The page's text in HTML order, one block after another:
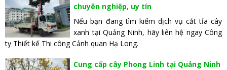
chuyên nghiệp, uy tín
Nếu bạn đang tìm kiếm dịch vụ cắt tỉa cây
xanh tại Quảng Ninh, hãy liên hệ ngay Công
ty Thiết kế Thi công Cảnh quan Hạ Long.
Cung cấp cây Phong Linh tại Quảng Ninh